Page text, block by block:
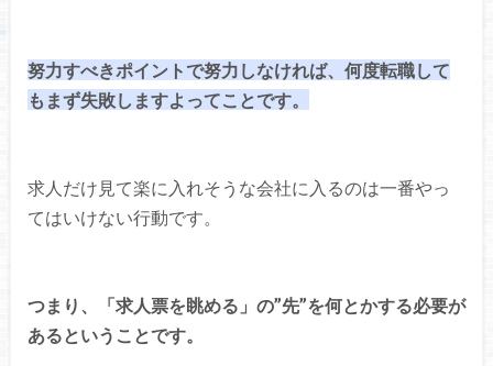
努力すべきポイントで努力しなければ、何度転職して
もまず失敗しますよってことです。
求人だけ見て楽に入れそうな会社に入るのは一番やっ
てはいけない行動です。
つまり、「求人票を眺める」の”先”を何とかする必要が
あるということです。